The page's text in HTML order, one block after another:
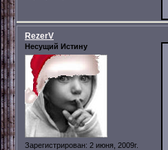
RezerV
Несущий Истину
Зарегистрирован: 2 июня, 2009г.